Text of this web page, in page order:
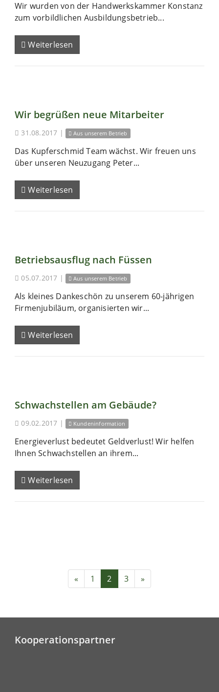
Wir wurden von der Handwerkskammer Konstanz
zum vorbildlichen Ausbildungsbetrieb...
Weiterlesen
Wir begrüßen neue Mitarbeiter
31.08.2017 | Aus unserem Betrieb
Das Kupferschmid Team wächst. Wir freuen uns
über unseren Neuzugang Peter...
Weiterlesen
Betriebsausflug nach Füssen
05.07.2017 | Aus unserem Betrieb
Als kleines Dankeschön zu unserem 60-jährigen
Firmenjubiläum, organisierten wir...
Weiterlesen
Schwachstellen am Gebäude?
09.02.2017 | Kundeninformation
Energieverlust bedeutet Geldverlust! Wir helfen
Ihnen Schwachstellen an ihrem...
Weiterlesen
« 1 2 3 »
Kooperationspartner